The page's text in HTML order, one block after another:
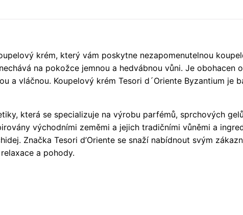
krém, který vám poskytne nezapomenutelnou
na pokožce jemnou a hedvábnou vůni. Je obohacen
a vláčnou. Koupelový krém Tesori d´Oriente Byzantium je
která se specializuje na výrobu parfémů, sprchových
východními zeměmi a jejich tradičními vůněmi a
Značka Tesori d’Oriente se snaží nabídnout svým
a pohody.